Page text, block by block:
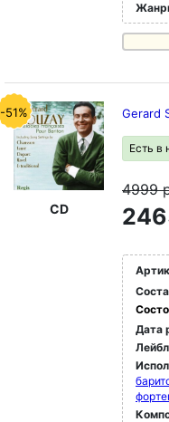
-51%
CD
Gerard
Есть в
4999
Дата